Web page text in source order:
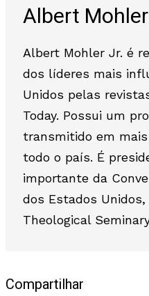
Albert
Albert Mohler Jr. é
dos líderes mais
Unidos pelas
Today. Possui um
transmitido em
todo o país. É
importante da
dos Estados
Theological
Compartilhar